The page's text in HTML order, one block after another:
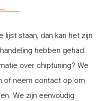
lijst staan, dan kan het zijn
hebben gehad.
over chiptuning? We
of neem contact op om
We zijn eenvoudig